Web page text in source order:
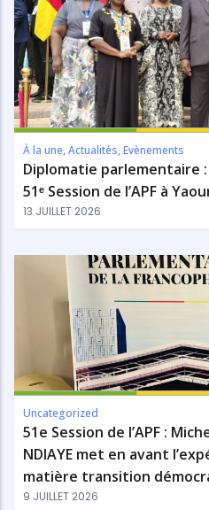
À la une,Actualités,Evènements
Diplomatie parlementaire
51ᵉ Session de l’APF à
13 JUILLET 2026
Uncategorized
51e Session de l’APF :
NDIAYE met en avant
matière transition
9 JUILLET 2026